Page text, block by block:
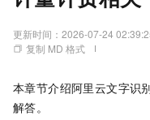
更新时间： 2026-07-24
复制 MD 格式
本章节介绍阿里云文字识
解答。